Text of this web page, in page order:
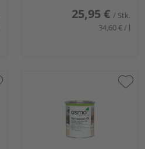
25,95 € / Stk.
34,60 € / l